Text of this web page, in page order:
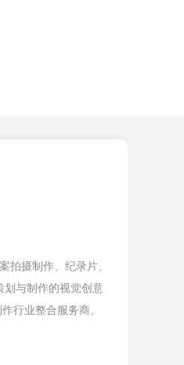
拍摄制作、纪录片、
划与制作的视觉创意
行业整合服务商。